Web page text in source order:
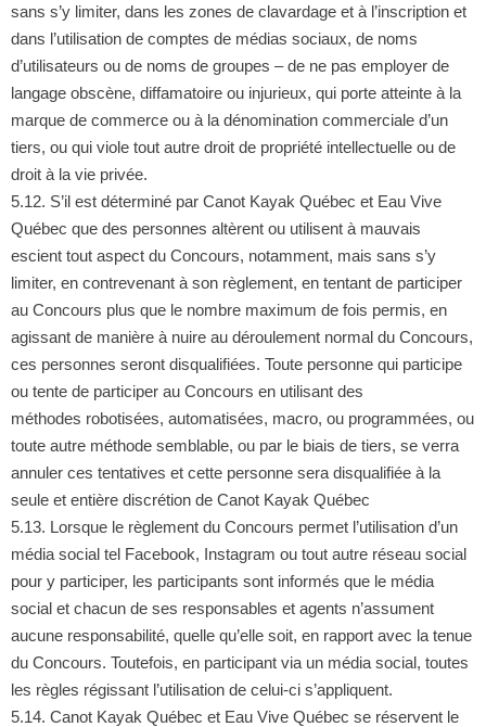
sans s’y limiter, dans les zones de clavardage et à l’inscription et
dans l’utilisation de comptes de médias sociaux, de noms
d’utilisateurs ou de noms de groupes – de ne pas employer de
langage obscène, diffamatoire ou injurieux, qui porte atteinte à la
marque de commerce ou à la dénomination commerciale d’un
tiers, ou qui viole tout autre droit de propriété intellectuelle ou de
droit à la vie privée.
5.12. S’il est déterminé par Canot Kayak Québec et Eau Vive
Québec que des personnes altèrent ou utilisent à mauvais
escient tout aspect du Concours, notamment, mais sans s’y
limiter, en contrevenant à son règlement, en tentant de participer
au Concours plus que le nombre maximum de fois permis, en
agissant de manière à nuire au déroulement normal du Concours,
ces personnes seront disqualifiées. Toute personne qui participe
ou tente de participer au Concours en utilisant des
méthodes robotisées, automatisées, macro, ou programmées, ou
toute autre méthode semblable, ou par le biais de tiers, se verra
annuler ces tentatives et cette personne sera disqualifiée à la
seule et entière discrétion de Canot Kayak Québec
5.13. Lorsque le règlement du Concours permet l’utilisation d’un
média social tel Facebook, Instagram ou tout autre réseau social
pour y participer, les participants sont informés que le média
social et chacun de ses responsables et agents n’assument
aucune responsabilité, quelle qu’elle soit, en rapport avec la tenue
du Concours. Toutefois, en participant via un média social, toutes
les règles régissant l’utilisation de celui-ci s’appliquent.
5.14. Canot Kayak Québec et Eau Vive Québec se réservent le